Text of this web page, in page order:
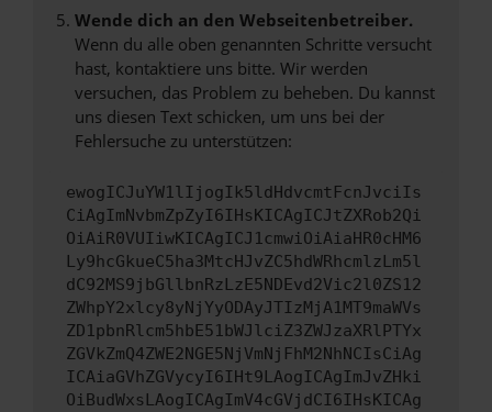
Wende dich an den Webseitenbetreiber.
Wenn du alle oben genannten Schritte versucht
hast, kontaktiere uns bitte. Wir werden
versuchen, das Problem zu beheben. Du kannst
uns diesen Text schicken, um uns bei der
Fehlersuche zu unterstützen:
ewogICJuYW1lIjogIk5ldHdvcmtFcnJvciIs
CiAgImNvbmZpZyI6IHsKICAgICJtZXRob2Qi
OiAiR0VUIiwKICAgICJ1cmwiOiAiaHR0cHM6
Ly9hcGkueC5ha3MtcHJvZC5hdWRhcmlzLm5l
dC92MS9jbGllbnRzLzE5NDEvd2Vic2l0ZS12
ZWhpY2xlcy8yNjYyODAyJTIzMjA1MT9maWVs
ZD1pbnRlcm5hbE51bWJlciZ3ZWJzaXRlPTYx
ZGVkZmQ4ZWE2NGE5NjVmNjFhM2NhNCIsCiAg
ICAiaGVhZGVycyI6IHt9LAogICAgImJvZHki
OiBudWxsLAogICAgImV4cGVjdCI6IHsKICAg